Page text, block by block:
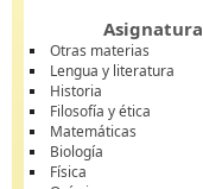
Asignatura
Otras materias
Lengua y literatura
Historia
Filosofía y ética
Matemáticas
Biología
Física